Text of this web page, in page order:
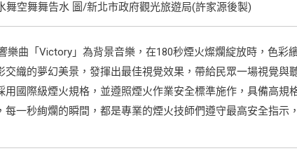
舞空舞舞告水 圖/新北市政府觀光旅遊局(許家源後製)
樂曲「Victory」為背景音樂，在180秒煙火燦爛綻放時，色彩
織的夢幻美景，發揮出最佳視覺效果，帶給民眾一場視覺與
國際級煙火規格，並遵照煙火作業安全標準施作，具備高規
一秒絢爛的瞬間，都是專業的煙火技師們遵守最高安全指示